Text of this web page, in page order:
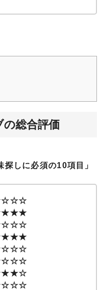
総合評価
探しに必須の10項目」